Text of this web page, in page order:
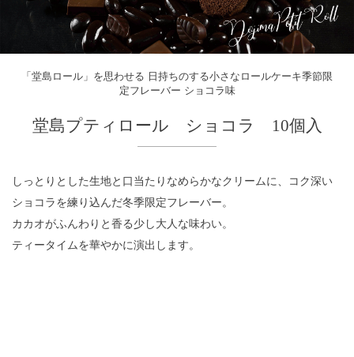
「堂島ロール」を思わせる 日持ちのする小さなロールケーキ季節限
定フレーバー ショコラ味
堂島プティロール ショコラ 10個入
しっとりとした生地と口当たりなめらかなクリームに、コク深い
ショコラを練り込んだ冬季限定フレーバー。
カカオがふんわりと香る少し大人な味わい。
ティータイムを華やかに演出します。